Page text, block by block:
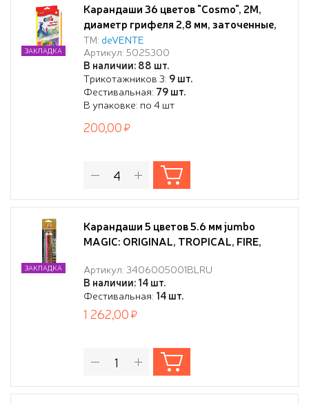
Карандаши 36 цветов "Cosmo", 2М,
диаметр грифеля 2,8 мм, заточенные,
шестигранные, в картонной коробке с
европодвесом
ТМ: deVENTE
Артикул: 5025300
В наличии: 88 шт.
Трикотажников 3: 9 шт.
Фестивальная: 79 шт.
В упаковке: по 4 шт
ЗАКЛАДКА
200,00
Карандаши 5 цветов 5.6 мм jumbo
MAGIC: ORIGINAL, TROPICAL, FIRE,
многоцветным грифелем, L=175 мм
Артикул: 3406005001BLRU
В наличии: 14 шт.
Фестивальная: 14 шт.
ЗАКЛАДКА
1 262,00